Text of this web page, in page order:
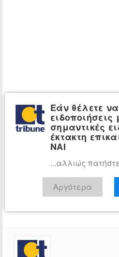
Εάν θέλετε
ειδοποιήσεις
σημαντικές
έκτακτη
ΝΑΙ
...αλλιώς
Αργότερα